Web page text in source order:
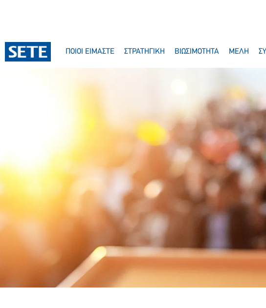
ΠΟΙΟΙ ΕΙΜΑΣΤΕ ΣΤΡΑΤΗΓΙΚΗ ΒΙΩΣΙΜΟΤΗΤΑ ΜΕΛΗ